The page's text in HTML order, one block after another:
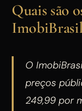
Quais são
ImobiBrasil
O
preços
249,99 por